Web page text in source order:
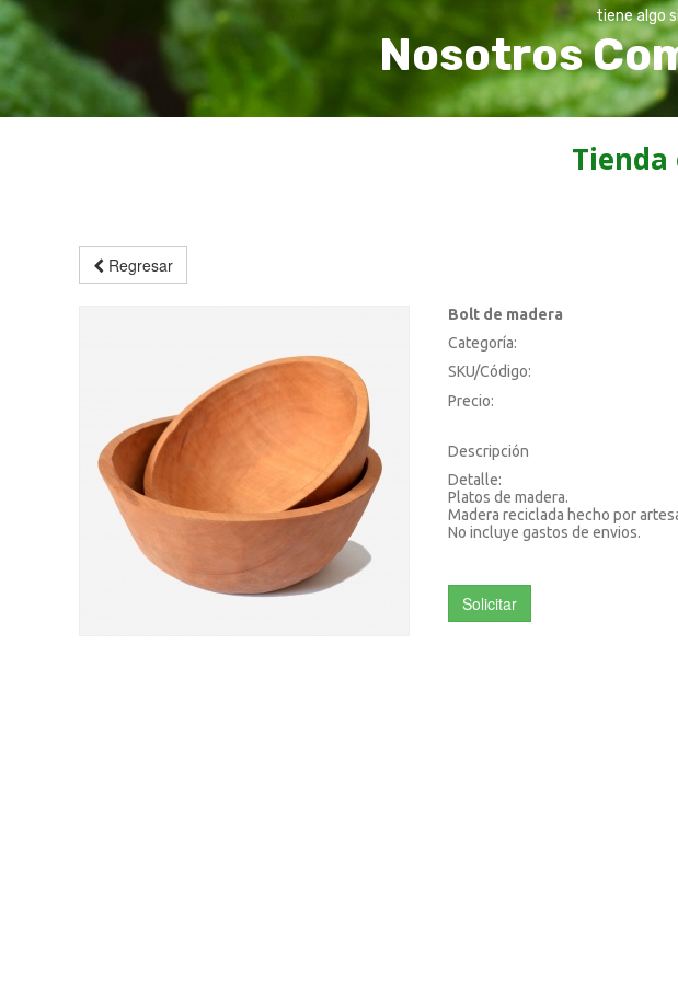
Regresar
Bolt de madera
Categoría:
SKU/Código:
Precio:
Descripción
Detalle:
Platos de madera.
Madera reciclada hecho por
No incluye gastos de envios.
Solicitar
tiene algo
Nosotros